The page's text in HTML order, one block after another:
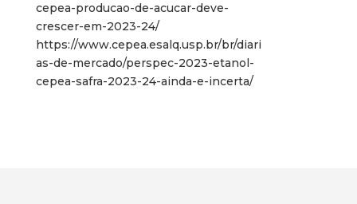
cepea-producao-de-acucar-deve-
crescer-em-2023-24/
https://www.cepea.esalq.usp.br/br/diari
as-de-mercado/perspec-2023-etanol-
cepea-safra-2023-24-ainda-e-incerta/